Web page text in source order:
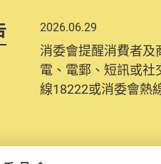
2026.06.29
消委會提醒消費者
電、電郵、短訊或
線18222或消委會熱